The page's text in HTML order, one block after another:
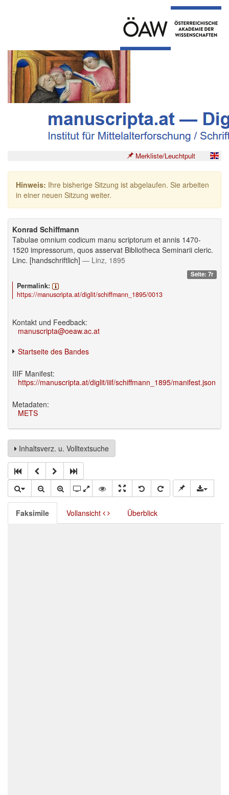
Merkliste/Leuchtpult
Hinweis: Ihre bisherige Sitzung ist abgelaufen. Sie arbeiten
in einer neuen Sitzung weiter.
Konrad Schiffmann
Tabulae omnium codicum manu scriptorum et annis 1470-
1520 impressorum, quos asservat Bibliotheca Seminarii cleric.
Linc. [handschriftlich] — Linz, 1895
Seite: 7r
Permalink:
https://manuscripta.at/diglit/schiffmann_1895/0013
Kontakt und Feedback:
manuscripta@oeaw.ac.at
Startseite des Bandes
IIIF Manifest:
https://manuscripta.at/diglit/iiif/schiffmann_1895/manifest.json
Metadaten:
METS
Inhaltsverz. u. Volltextsuche
Faksimile Vollansicht Überblick